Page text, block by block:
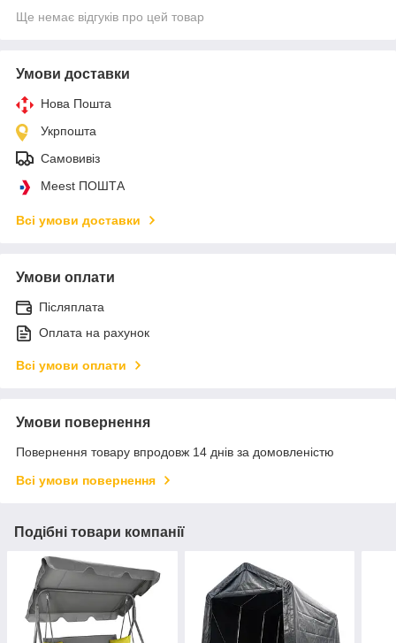
Ще немає відгуків про цей товар
Умови доставки
Нова Пошта
Укрпошта
Самовивіз
Meest ПОШТА
Всі умови доставки
Умови оплати
Післяплата
Оплата на рахунок
Всі умови оплати
Умови повернення
Повернення товару впродовж 14 днів за домовленістю
Всі умови повернення
Подібні товари компанії